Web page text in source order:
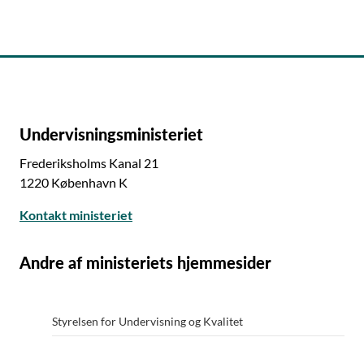
Undervisningsministeriet
Frederiksholms Kanal 21
1220 København K
Kontakt ministeriet
Andre af ministeriets hjemmesider
Styrelsen for Undervisning og Kvalitet